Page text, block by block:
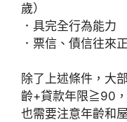
歲）
．具完全行為能力
．票信、債信往來
除了上述條件，大
齡+貸款年限≧90
也需要注意年齡和